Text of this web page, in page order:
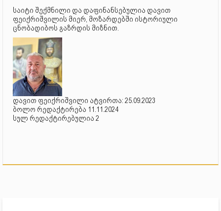
საიტი შექმნილი და დაფინანსებულია დავით
ფეიქრიშვილის მიერ, მოზარდებში ისტორიული
ცნობადიბოს გაზრდის მიზნით.
დავით ფეიქრიშვილი ატვირთა: 25.09.2023
ბოლო რედაქტირება 11.11.2024
სულ რედაქტირებულია 2